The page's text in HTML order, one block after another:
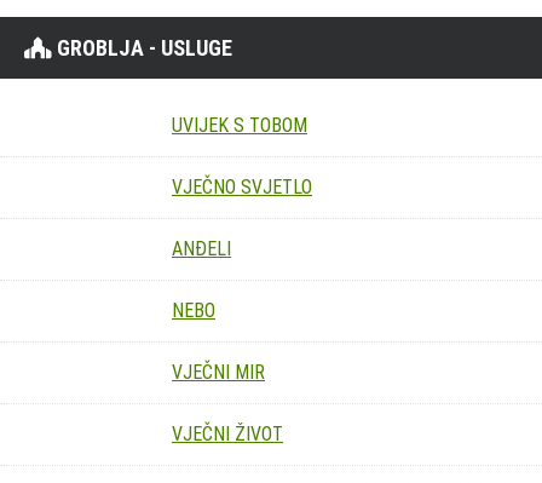
GROBLJA - USLUGE
UVIJEK S TOBOM
VJEČNO SVJETLO
ANĐELI
NEBO
VJEČNI MIR
VJEČNI ŽIVOT